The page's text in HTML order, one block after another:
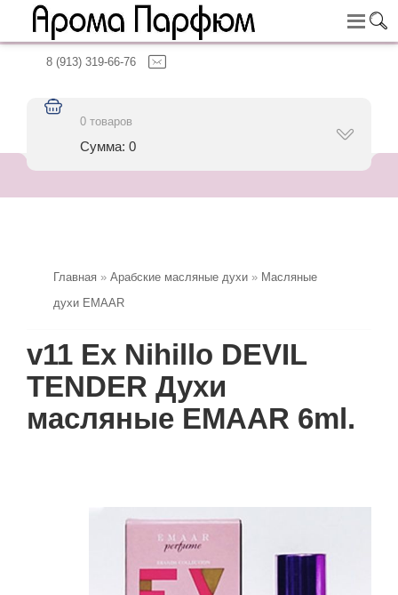
8 (913) 319-66-76
0 товаров
Сумма: 0
Главная » Арабские масляные духи » Масляные
духи EMAAR
v11 Ex Nihillo DEVIL
TENDER Духи
масляные EMAAR 6ml.